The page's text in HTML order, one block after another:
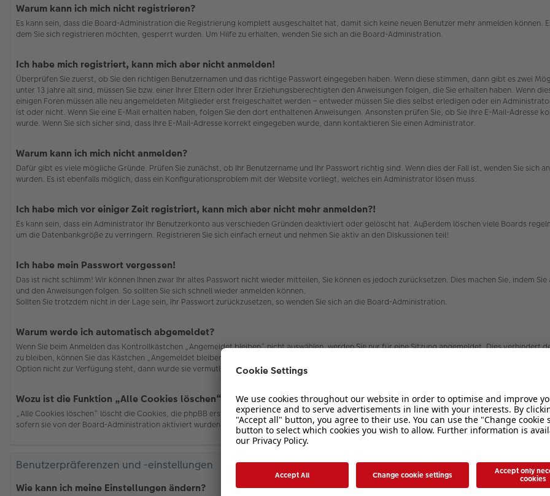
Warum kann ich mich nicht registrieren?
Es kann sein, dass die Board-Administration die Registrierung komplett ausgeschaltet hat, damit sich keine neuen Benutzer mehr anmelden können.
dem Sie sich registrieren möchten, gesperrt wurden. Um Hilfe zu erhalten, wenden Sie sich an die Board-Administration.
Ich habe mich registriert, kann mich aber nicht anmelden!
Überprüfen Sie zuerst, ob Sie den richtigen Benutzernamen und das richtige Passwort eingegeben haben. Wenn diese stimmen, dann gibt es zwei
unter 13 Jahre alt sind, müssen Sie bzw. einer Ihrer Eltern oder Ihrer Erziehungsberechtigten den Anweisungen folgen, die Sie erhalten haben. Wenn
einigen Foren müssen alle neu angemeldeten Mitglieder erst freigeschaltet werden – entweder müssen Sie dies selbst erledigen oder ein
ist oder nicht. Wenn Sie eine E-Mail erhalten haben, folgen Sie den dort enthaltenen Anweisungen. Ansonsten prüfen Sie, ob Sie Ihre E-Mail-
wurde. Wenn Sie sich sicher sind, dass Ihre E-Mail-Adresse korrekt eingegeben wurde, dann kontaktieren Sie einen Administrator.
Warum kann ich mich nicht anmelden?
Dafür gibt es viele mögliche Gründe. Prüfen Sie zunächst, ob Ihr Benutzername und Ihr Passwort richtig sind. Wenn dies der Fall ist, wenden Sie sich
wurden. Es ist ebenfalls möglich, dass ein Konfigurationsproblem mit der Website vorliegt, welches ein Administrator lösen muss.
Ich habe mich vor einiger Zeit registriert, kann mich aber nicht mehr anmelden?!
Es kann sein, dass ein Administrator Ihr Benutzerkonto aus verschieden Gründen deaktiviert oder gelöscht hat. Außerdem löschen viele Boards
um die Datenbankgröße zu verringern. Registrieren Sie sich einfach erneut und nehmen Sie aktiv an den Diskussionen teil!
Ich habe mein Passwort vergessen!
Das ist nicht schlimm! Wir können Ihnen zwar Ihr altes Passwort nicht wieder mitteilen, Sie können es jedoch zurücksetzen. Dies machen Sie, indem
und den Anweisungen folgen. So sollten Sie sich schnell wieder anmelden können.
Sollten Sie trotzdem nicht in der Lage sein, Ihr Passwort zurückzusetzen, so wenden Sie sich an die Board-Administration.
Warum werde ich automatisch abgemeldet?
Wenn Sie beim Anmelden das Kontrollkästchen „Angemeldet bleiben“ nicht auswählen, werden Sie nur für eine Sitzung angemeldet. Dies
zu bleiben, können Sie das Kästchen „Angemeldet bleiben“ beim Anmelden auswählen. Dies ist nicht empfehlenswert, wenn Sie sich an einem
Option nicht zur Verfügung steht, dann wurde sie vermutlich von der Board-Administration ausgeschaltet.
Wozu ist die Funktion „Alle Cookies löschen“?
„Alle Cookies löschen“ löscht die Cookies, die phpBB erstellt hat und die dafür sorgen, dass Sie im Forum angemeldet bleiben. Außerdem
sofern sie von der Board-Administration aktiviert wurden. Wenn Sie Probleme bei der An- oder Abmeldung haben, kann es helfen, wenn Sie die
Benutzerpräferenzen und -einstellungen
Wie kann ich meine Einstellungen ändern?